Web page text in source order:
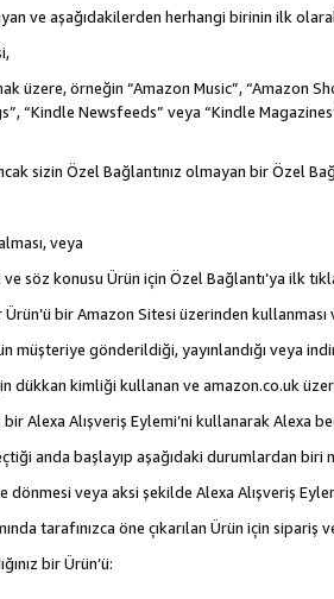
ve aşağıdakilerden herhangi birinin ilk
örneğin “Amazon Music”, “Amazon
“Kindle Newsfeeds” veya “Kindle
sizin Özel Bağlantınız olmayan bir Özel
veya
söz konusu Ürün için Özel Bağlantı’ya ilk
bir Amazon Sitesi üzerinden kullanması
müşteriye gönderildiği, yayınlandığı veya
dükkan kimliği kullanan ve amazon.co.uk
Alexa Alışveriş Eylemi’ni kullanarak Alexa
anda başlayıp aşağıdaki durumlardan
veya aksi şekilde Alexa Alışveriş
tarafınızca öne çıkarılan Ürün için sipariş
bir Ürün’ü: